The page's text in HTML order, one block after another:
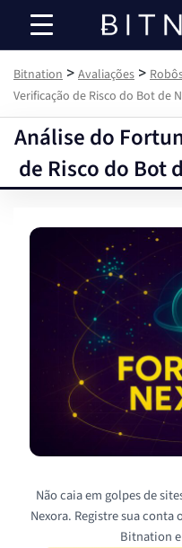
Bitnation > Avaliações >
Verificação de Risco do Bot de
Análise do
de Risco do Bot
Não caia em golpes de
Nexora. Registre sua
Bitnation